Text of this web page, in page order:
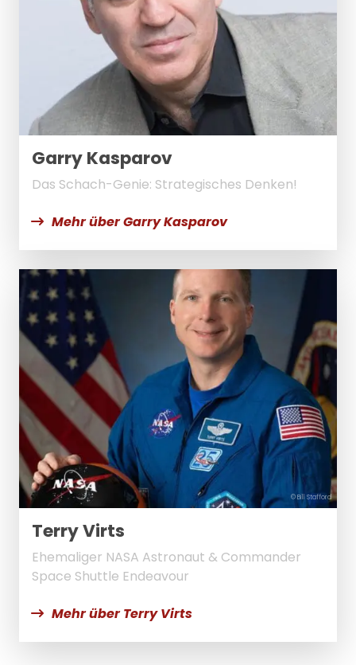
Garry Kasparov
Das Schach-Genie: Strategisches Denken!
Mehr über Garry Kasparov
© Bill Stafford
Terry Virts
Ehemaliger NASA Astronaut & Commander
Space Shuttle Endeavour
Mehr über Terry Virts